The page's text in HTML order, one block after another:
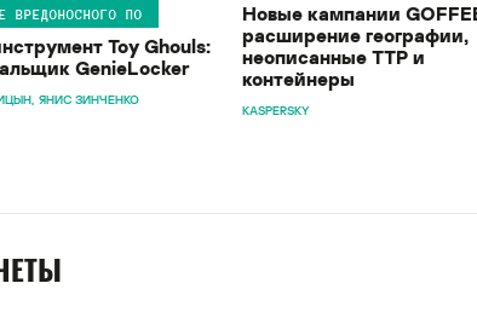
ВРЕДОНОСНОГО ПО
Toy Ghouls:
GenieLocker
ЯНИС ЗИНЧЕНКО
Новые кампании
расширение географии,
неописанные TTP и
контейнеры
KASPERSKY